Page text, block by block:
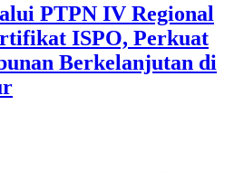
PTPN IV Regional
ISPO, Perkuat
Berkelanjutan di